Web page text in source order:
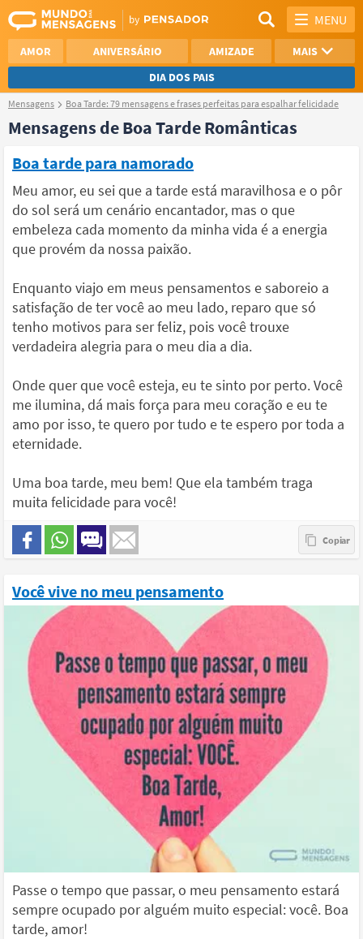
MENU
AMOR ANIVERSÁRIO AMIZADE
MAIS
DIA DOS PAIS
REFLEXÃO
AGRADECIMENTO
NAMORO
VER TODAS
Mensagens Boa Tarde: 79 mensagens e frases perfeitas para espalhar felicidade
Mensagens de Boa Tarde Românticas
Boa tarde para namorado
Meu amor, eu sei que a tarde está maravilhosa e o pôr
do sol será um cenário encantador, mas o que
embeleza cada momento da minha vida é a energia
que provém da nossa paixão.
Enquanto viajo em meus pensamentos e saboreio a
satisfação de ter você ao meu lado, reparo que só
tenho motivos para ser feliz, pois você trouxe
verdadeira alegria para o meu dia a dia.
Onde quer que você esteja, eu te sinto por perto. Você
me ilumina, dá mais força para meu coração e eu te
amo por isso, te quero por tudo e te espero por toda a
eternidade.
Uma boa tarde, meu bem! Que ela também traga
muita felicidade para você!
Você vive no meu pensamento
Passe o tempo que passar, o meu pensamento estará
sempre ocupado por alguém muito especial: você. Boa
tarde, amor!